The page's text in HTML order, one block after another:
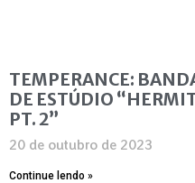
TEMPERANCE:
DE ESTÚDIO
PT. 2”
20 de outubro de 2023
Continue lendo »